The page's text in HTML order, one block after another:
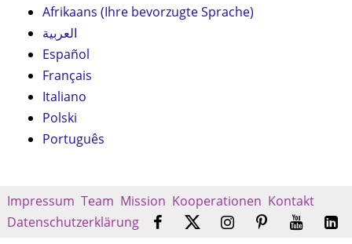
Afrikaans (Ihre bevorzugte Sprache)
العربية
Español
Français
Italiano
Polski
Português
Impressum Team Mission Kooperationen Kontakt
Datenschutzerklärung